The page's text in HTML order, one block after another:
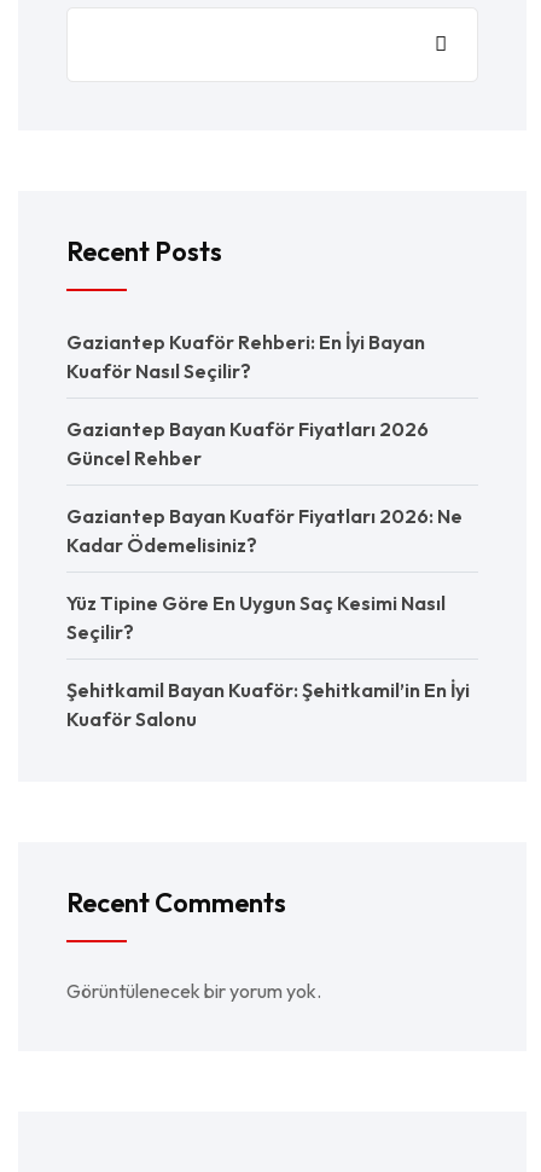
Recent Posts
Gaziantep Kuaför Rehberi: En İyi Bayan
Kuaför Nasıl Seçilir?
Gaziantep Bayan Kuaför Fiyatları 2026
Güncel Rehber
Gaziantep Bayan Kuaför Fiyatları 2026: Ne
Kadar Ödemelisiniz?
Yüz Tipine Göre En Uygun Saç Kesimi Nasıl
Seçilir?
Şehitkamil Bayan Kuaför: Şehitkamil’in En İyi
Kuaför Salonu
Recent Comments
Görüntülenecek bir yorum yok.